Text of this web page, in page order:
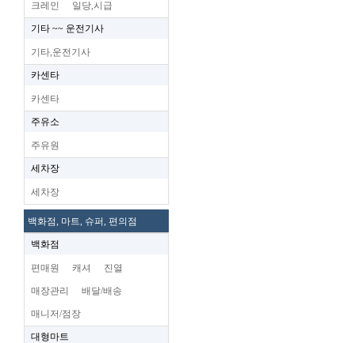
크레인 일당,시급
기타 ~~ 운전기사
기타,운전기사
카센타
카센타
주유소
주유원
세차장
세차장
백화점, 마트, 슈퍼, 편의점
백화점
편매원 캐셔 진열
매장관리 배달/배송
매니저/점장
대형마트